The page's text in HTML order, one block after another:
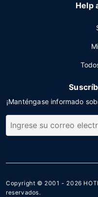
Help
¡Manténgase informado
Copyright © 2001 - 2026
reservados.